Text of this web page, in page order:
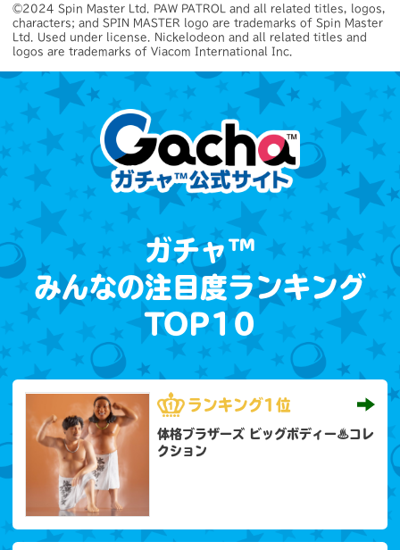
©2024 Spin Master Ltd. PAW PATROL and all related titles, logos,
characters; and SPIN MASTER logo are trademarks of Spin Master
Ltd. Used under license. Nickelodeon and all related titles and
logos are trademarks of Viacom International Inc.
ガチャ™
みんなの注目度ランキング
TOP10
ランキング1位
体格ブラザーズ ビッグボディー♨コレ
クション